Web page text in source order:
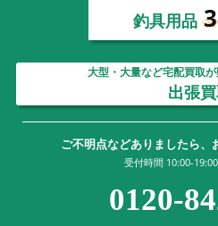
釣具用品 3
大型・大量など宅配買取
出張
ご不明点などありましたら、
受付時間 10:00-
0120-